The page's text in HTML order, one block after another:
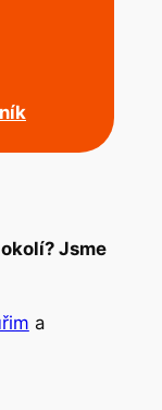
Jsme
a